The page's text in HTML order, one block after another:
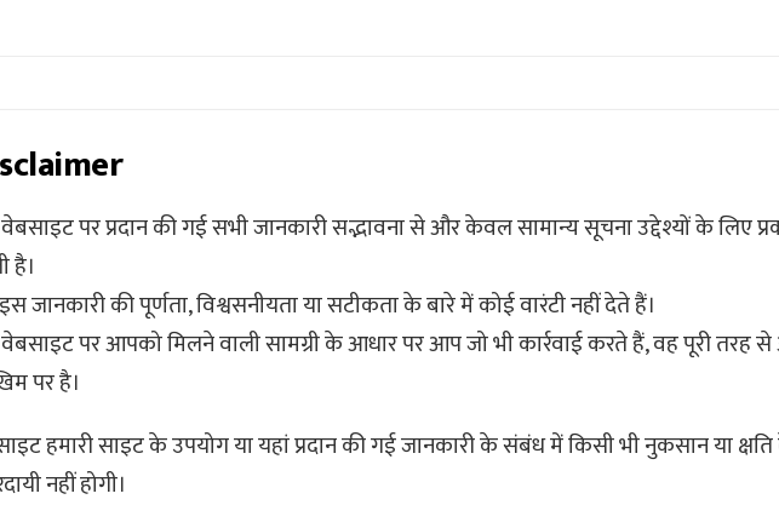
पर प्रदान की गई सभी जानकारी सद्भावना से और केवल सामान्य सूचना उद्देश्यों के लिए
है।
जानकारी की पूर्णता, विश्वसनीयता या सटीकता के बारे में कोई वारंटी नहीं देते हैं।
पर आपको मिलने वाली सामग्री के आधार पर आप जो भी कार्रवाई करते हैं, वह पूरी
पर है।
हमारी साइट के उपयोग या यहां प्रदान की गई जानकारी के संबंध में किसी भी नुकसान या
नहीं होगी।